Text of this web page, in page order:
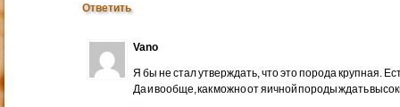
Ответить
Vano
Я бы не стал утверждать, что это порода крупная.
Да и вообще, как можно от яичной породы ждать